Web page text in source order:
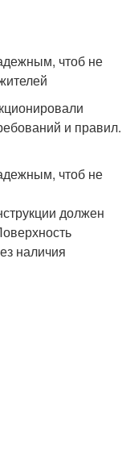
чтоб не
и правил.
чтоб не
должен
наличия